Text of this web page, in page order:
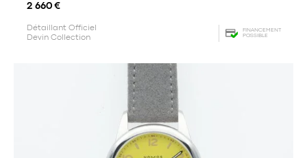
2 660 €
Détaillant Officiel
Devin Collection
FINANCEMENT
POSSIBLE